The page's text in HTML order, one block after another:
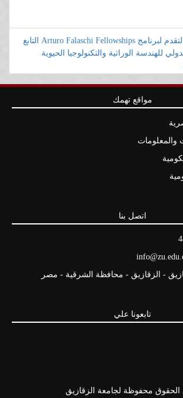
فتح باب التقدم لبرنامج Arturo Falaschi Fellowships التابع
للهندسة الوراثية والتكنولوجيا الحيوية
مواقع تهمك
والمعلومات
اتصل بنا
- الزقازيق - محافظة الشرقية - مصر
تابعونا علي
الحقوق محفوظة لجامعة الزقازيق